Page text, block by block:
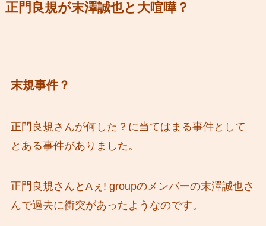
正門良規が末澤誠也と大喧嘩？
末規事件？
正門良規さんが何した？に当てはまる事件として
とある事件がありました。
正門良規さんとAぇ! groupのメンバーの末澤誠也さ
んで過去に衝突があったようなのです。